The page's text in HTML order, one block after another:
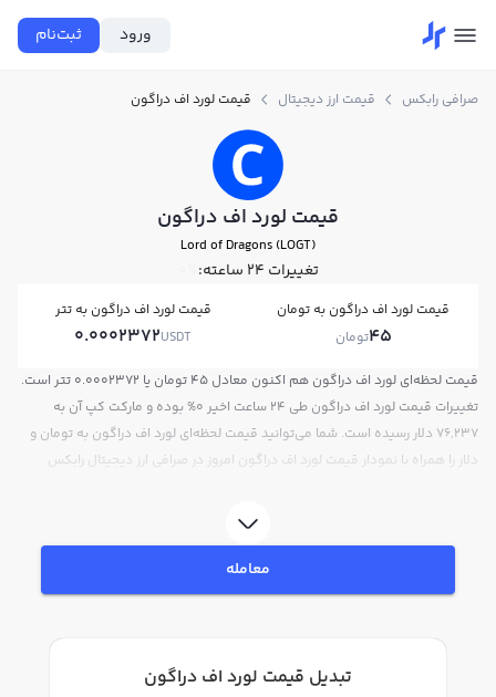
ورود ثبت‌نام
صرافی رابکس قیمت ارز دیجیتال قیمت لورد اف دراگون
قیمت لورد اف دراگون
Lord of Dragons (LOGT)
تغییرات ۲۴ ساعته: 0%
قیمت لورد اف دراگون به تومان
45تومان
قیمت لورد اف دراگون به تتر
0.0002372USDT
قیمت لحظه‌ای لورد اف دراگون هم اکنون معادل 45 تومان یا 0.0002372 تتر است.
تغییرات قیمت لورد اف دراگون طی 24 ساعت اخیر 0% بوده و مارکت کپ آن به
76,237 دلار رسیده است. شما می‌توانید قیمت لحظه‌ای لورد اف دراگون به تومان و
دلار را همراه با نمودار قیمت لورد اف دراگون امروز در صرافی ارز دیجیتال رابکس
معامله
تبدیل قیمت لورد اف دراگون